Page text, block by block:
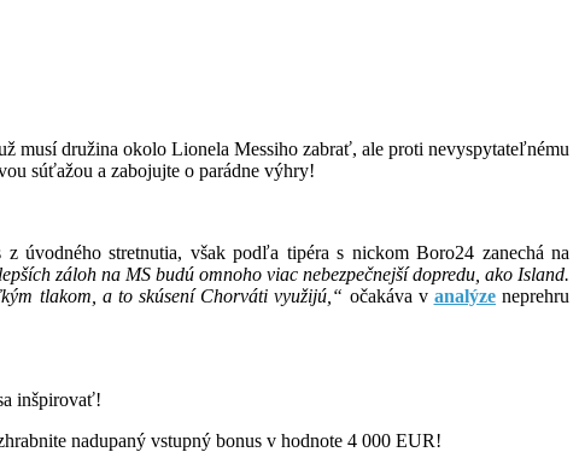
musí družina okolo Lionela Messiho zabrať, ale proti nevyspytateľnému
súťažou a zabojujte o parádne výhry!
stretnutia, však podľa tipéra s nickom Boro24 zanechá na
záloh na MS budú omnoho viac nebezpečnejší dopredu, ako Island.
tlakom, a to skúsení Chorváti využijú,“ očakáva v analýzeneprehru
inšpirovať!
nadupaný vstupný bonus v hodnote 4 000 EUR!